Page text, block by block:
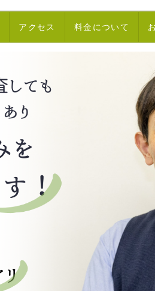
アクセス 料金について